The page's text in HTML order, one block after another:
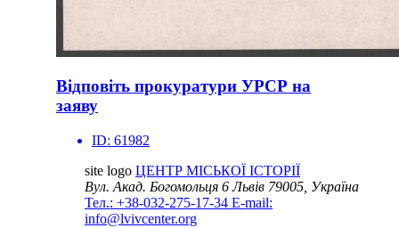
Відповіть прокуратури УРСР на
заяву
ID: 61982
site logo ЦЕНТР МІСЬКОЇ ІСТОРІЇ
Вул. Акад. Богомольця 6Львів 79005, Україна
Тел.: +38-032-275-17-34 E-mail:
info@lvivcenter.org